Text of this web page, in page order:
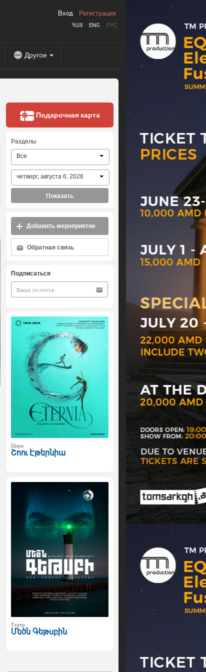
ՀԱՅ ENG РУС
Вход Регистрация
Другое
Подарочная карта
Разделы
Все
четверг, августа 6, 2026
Показать
Добавить мероприятие
Обратная связь
Подписаться
Цирк
Շոու Էթերնիա
Театр
Մեծն Գեթսբին